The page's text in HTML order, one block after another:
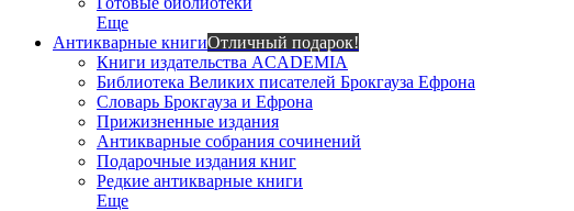
Еще
Антикварные книгиОтличный подарок!
Книги издательства ACADEMIA
Библиотека Великих писателей Брокгауза Ефрона
Словарь Брокгауза и Ефрона
Прижизненные издания
Антикварные собрания сочинений
Подарочные издания книг
Редкие антикварные книги
Еще